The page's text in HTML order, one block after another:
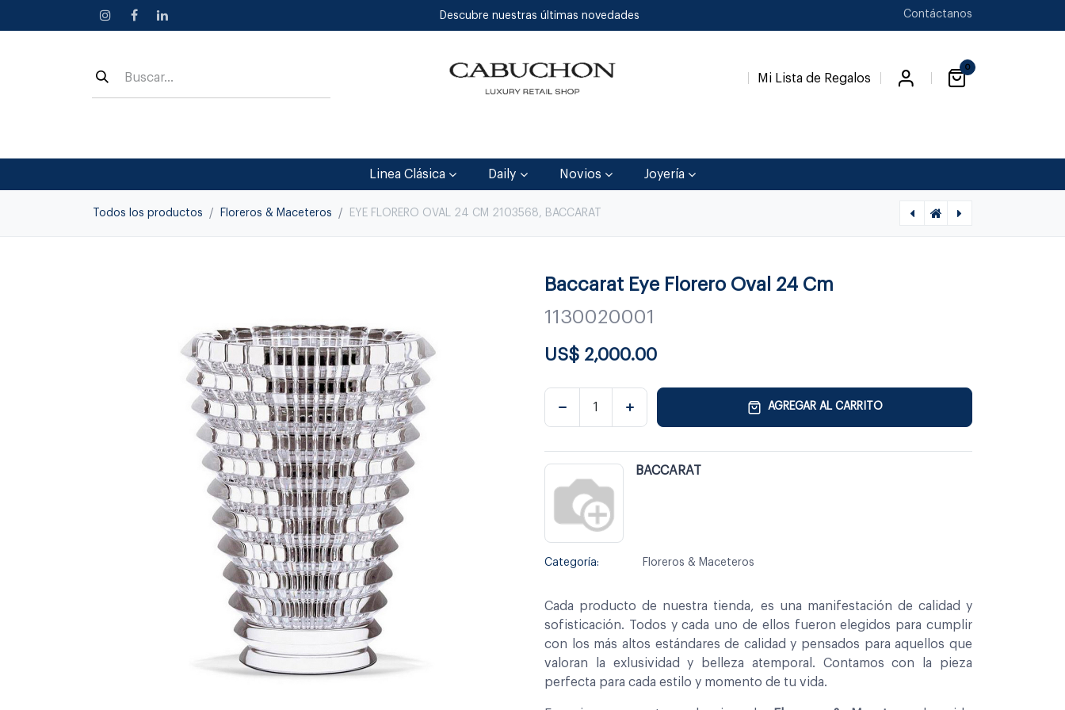
Descubre nuestras últimas novedades Contáctanos
Mi Lista de Regalos
0
Linea Clásica Daily Novios Joyería
Todos los productos Floreros & Maceteros EYE FLORERO OVAL 24 CM 2103568, BACCARAT
Baccarat Eye Florero Oval 24 Cm
1130020001
US$ 2,000.00
AGREGAR AL CARRITO
BACCARAT
Categoría: Floreros & Maceteros
Cada producto de nuestra tienda, es una manifestación de calidad y
sofisticación. Todos y cada uno de ellos fueron elegidos para cumplir
con los más altos estándares de calidad y pensados para aquellos que
valoran la exlusividad y belleza atemporal. Contamos con la pieza
perfecta para cada estilo y momento de tu vida.